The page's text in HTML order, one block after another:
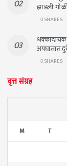
झाडली
0 SHARES
धक्कादायक
अपघातात
0 SHARES
वृत्त संग्रह
M T